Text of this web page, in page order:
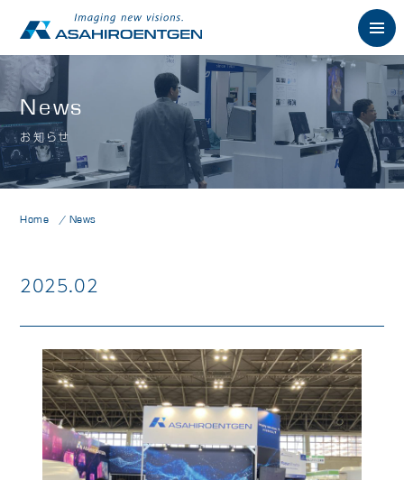
News お知らせ
Philosophy 朝日の想い
歯科用X線製品
歯科用口腔内カメラ
歯科用CAD/CAM製品
歯科用CAD/CAM材料
3D外貌スキャナ製品
News
お知らせ
Home News
2025.02